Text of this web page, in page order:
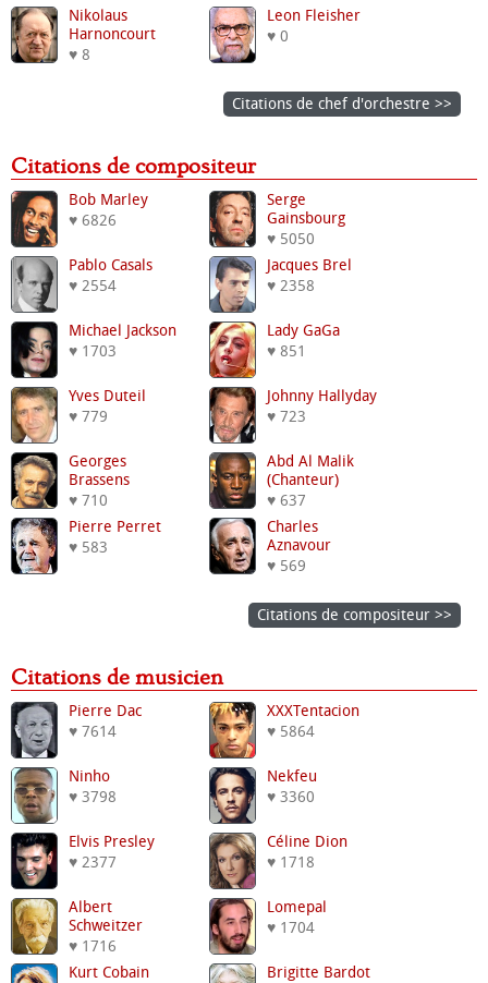
Nikolaus
Harnoncourt
♥ 8
Leon Fleisher
♥ 0
Citations de chef d'orchestre >>
Citations de compositeur
Bob Marley
♥ 6826
Serge
Gainsbourg
♥ 5050
Pablo Casals
♥ 2554
Jacques Brel
♥ 2358
Michael Jackson
♥ 1703
Lady GaGa
♥ 851
Yves Duteil
♥ 779
Johnny Hallyday
♥ 723
Georges
Brassens
♥ 710
Abd Al Malik
(chanteur)
♥ 637
Pierre Perret
♥ 583
Charles
Aznavour
♥ 569
Citations de compositeur >>
Citations de musicien
Pierre Dac
♥ 7614
XXXTentacion
♥ 5864
Ninho
♥ 3798
Nekfeu
♥ 3360
Elvis Presley
♥ 2377
Céline Dion
♥ 1718
Albert
Schweitzer
♥ 1716
Lomepal
♥ 1704
Kurt Cobain
Brigitte Bardot